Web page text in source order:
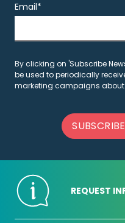
Email*
By clicking on 'Subscribe
be used to periodically
marketing campaigns about
REQUEST